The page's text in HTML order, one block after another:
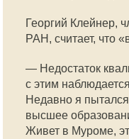
Георгий Клейнер,
РАН, считает, что
— Недостаток
с этим
Недавно я
высшее
Живет в Муроме,